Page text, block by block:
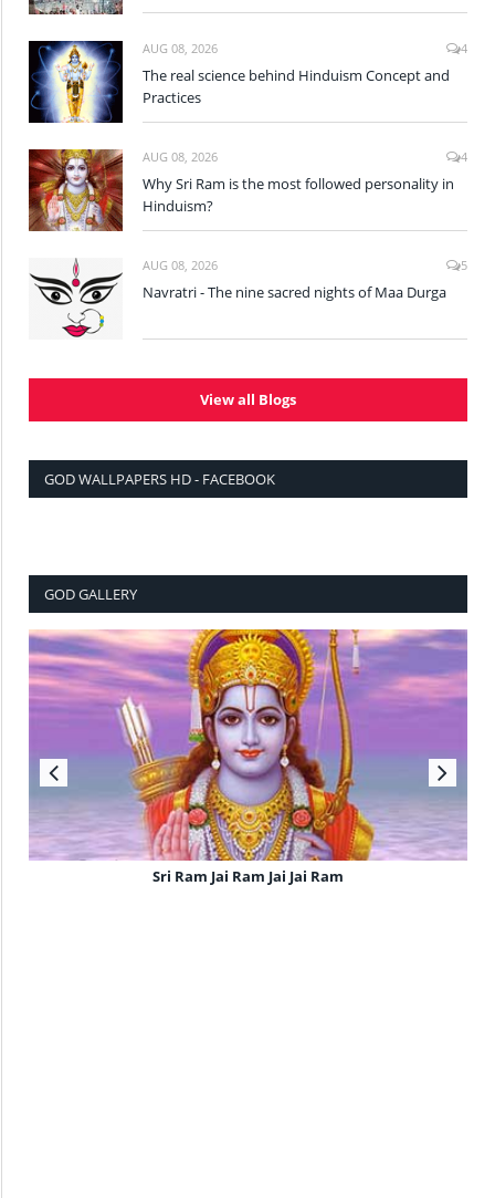
AUG 08, 2026 4
The real science behind Hinduism Concept and
Practices
AUG 08, 2026 4
Why Sri Ram is the most followed personality in
Hinduism?
AUG 08, 2026 5
Navratri - The nine sacred nights of Maa Durga
View all Blogs
GOD WALLPAPERS HD - FACEBOOK
GOD GALLERY
Sri Ram Jai Ram Jai Jai Ram